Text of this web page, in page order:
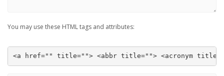
You may use these HTML tags and attributes:
<a href="" title=""> <abbr title=""> <acronym